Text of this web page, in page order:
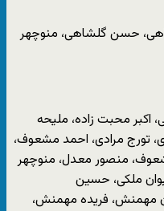
گلشاهی، حسن گلشاهی، منوچهر
اکبر محبت زاده، ملیحه
تورج مرادی، احمد مشعوف،
منصور معدل، منوچهر
ملکی، حسین
مهمنش، فریده مهمنش،